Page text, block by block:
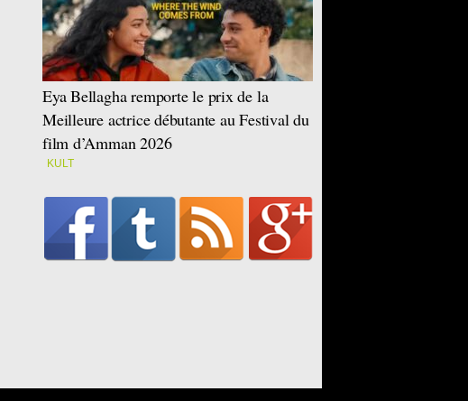
Eya Bellagha remporte le prix de la
Meilleure actrice débutante au Festival du
film d’Amman 2026
KULT